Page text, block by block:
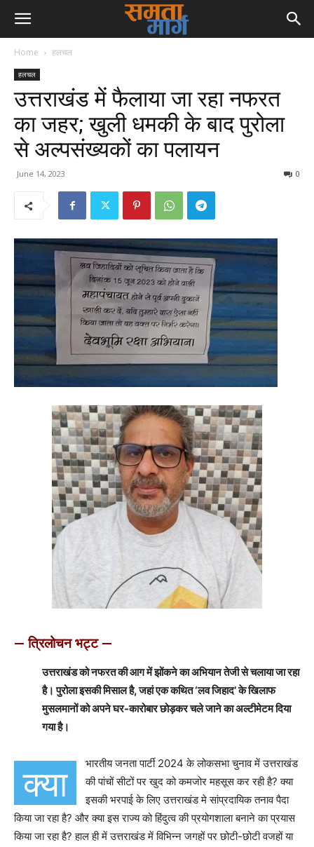
Home हलचल
हलचल
उत्तराखंड में फैलाया जा रहा नफरत
का जहर; खुली धमकी के बाद पुरोला
से अल्पसंख्यकों का पलायन
June 14, 2023 0
— त्रिलोचन भट्ट —
उत्तराखंड को नफरत की आग में झोंकने का अभियान तेजी से चलाया जा रहा
है। पुरोला इसकी मिसाल है, जहां एक कथित ‘लव जिहाद’ के खिलाफ
मुसलमानों को अपने घर-कारोबार छोड़कर चले जाने का अल्टीमेटम दिया
गया है।
क्या
भारतीय जनता पार्टी 2024 के लोकसभा चुनाव में उत्तराखंड
की पांचों सीटों पर खुद को कमजोर महसूस कर रही है? क्या
इसकी भरपाई के लिए उत्तराखंड मे सांप्रदायिक तनाव पैदा
किया जा रहा है? और क्या इस राज्य को हिंदुत्व की प्रयोगशाला बनाने का प्रयास
किया जा रहा है? हाल ही में उत्तराखंड में विभिन्न जगहों पर छोटी-छोटी वजहों या